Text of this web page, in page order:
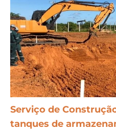
Serviço de
tanques de